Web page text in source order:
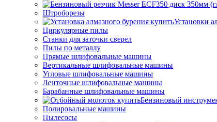
Штроборезы
Установки
Циркулярные пилы
Станки для заточки сверел
Пилы по металлу
Прямые шлифовальные машины
Вертикальные шлифовальные машины
Угловые шлифовальные машины
Ленточные шлифовальные машины
Барабанные шлифовальные машины
Бензиновый
Полировальные машины
Пылесосы